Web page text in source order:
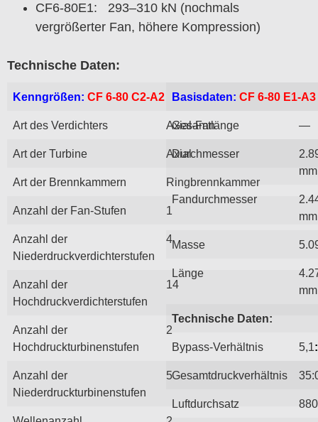
CF6-80E1: 293–310 kN (nochmals
vergrößerter Fan, höhere Kompression)
Technische Daten:
Kenngrößen: CF 6-80 C2-A2
Art des Verdichters Axial-Fan
Art der Turbine Axial
Art der Brennkammern Ringbrennkammer
Anzahl der Fan-Stufen 1
Anzahl der
Niederdruckverdichterstufen
4
Anzahl der
Hochdruckverdichterstufen
14
Anzahl der
Hochdruckturbinenstufen
2
Anzahl der
Niederdruckturbinenstufen
5
Basisdaten: CF 6-80 E1-A3
Gesamtlänge —
Durchmesser
mm
Fandurchmesser
mm
Masse
Länge
mm
Technische Daten:
Bypass-Verhältnis 5,1:
Gesamtdruckverhältnis
Luftdurchsatz